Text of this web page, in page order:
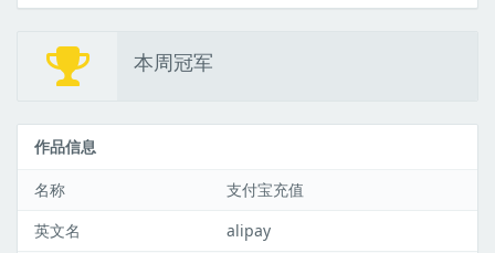
本周冠军
作品信息
名称
支付宝充值
英文名
alipay